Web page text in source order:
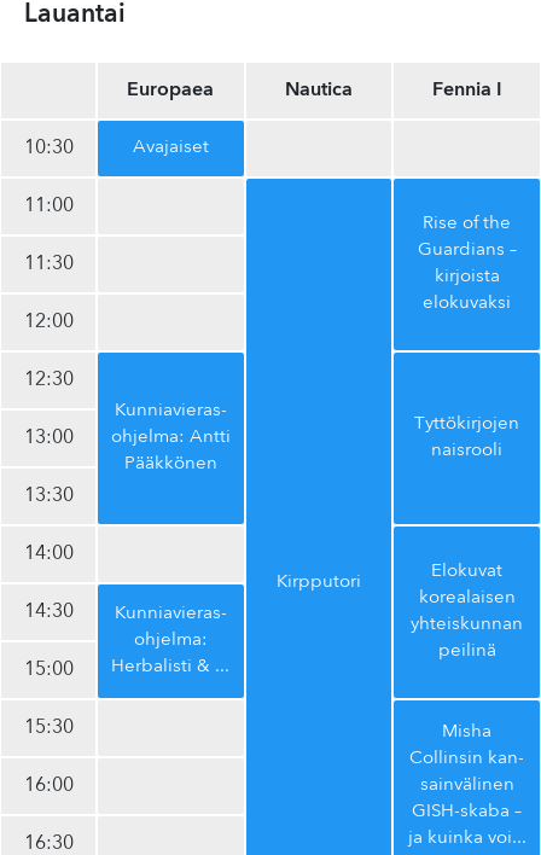
Lauantai
10:30
11:00
11:30
12:00
12:30
13:00
13:30
14:00
14:30
15:00
15:30
16:00
16:30
Europaea
Avajaiset
Kun­nia­vie­ras­
oh­jel­ma: Antti
Pääkkönen
Kun­nia­vie­ras­
oh­jel­ma:
Herbalisti & ...
Nautica
Kirpputori
Fennia I
Rise of the
Guardians –
kirjoista
elokuvaksi
Tyt­tö­kir­jo­jen
naisrooli
Elokuvat
korealaisen
yh­teis­kun­nan
peilinä
Misha
Collinsin kan­
sain­vä­li­nen
GISH-skaba –
ja kuinka voi...